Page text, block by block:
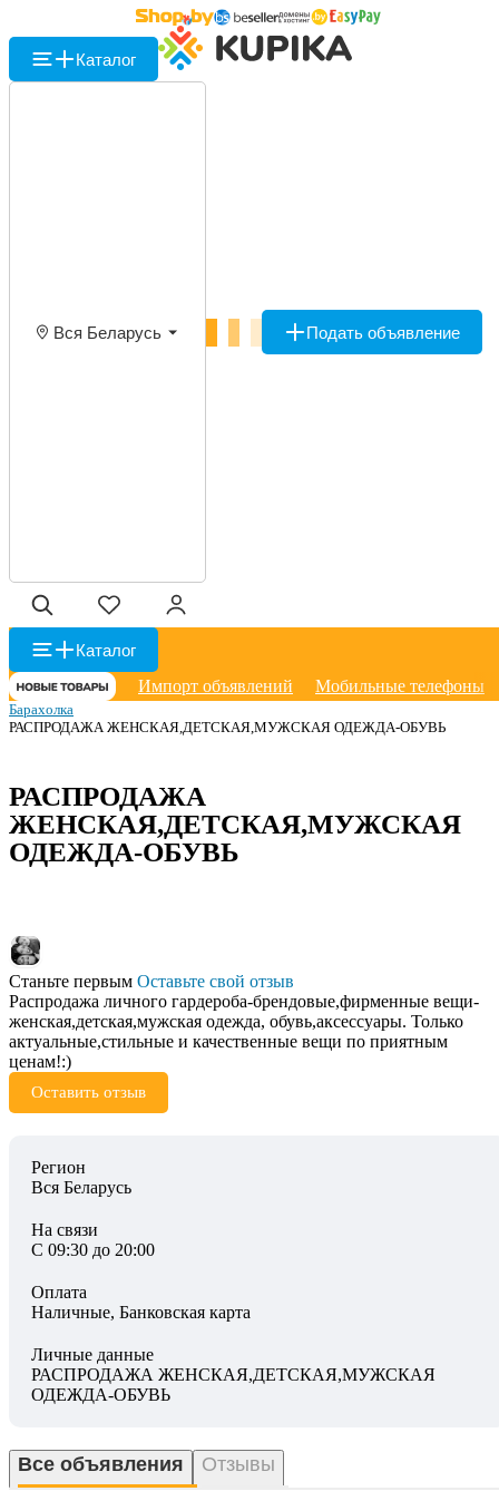
Каталог
Вся Беларусь Подать объявление
Каталог
Импорт объявлений
Мобильные телефоны
Барахолка
РАСПРОДАЖА ЖЕНСКАЯ,ДЕТСКАЯ,МУЖСКАЯ ОДЕЖДА-ОБУВЬ
РАСПРОДАЖА
ЖЕНСКАЯ,ДЕТСКАЯ,МУЖСКАЯ
ОДЕЖДА-ОБУВЬ
Станьте первым Оставьте свой отзыв
Распродажа личного гардероба-брендовые,фирменные вещи-
женская,детская,мужская одежда, обувь,аксессуары. Только
актуальные,стильные и качественные вещи по приятным
ценам!:)
Оставить отзыв
Регион
Вся Беларусь
На связи
С 09:30 до 20:00
Оплата
Наличные, Банковская карта
Личные данные
РАСПРОДАЖА ЖЕНСКАЯ,ДЕТСКАЯ,МУЖСКАЯ
ОДЕЖДА-ОБУВЬ
Все объявления Отзывы